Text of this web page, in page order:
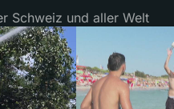
Schweiz und aller Welt